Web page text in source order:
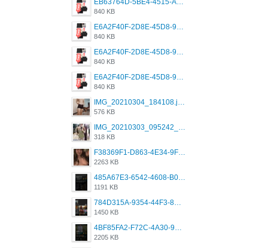
EB63764D-5BE4-4515-AE2D-C12D6462FA6E.jpeg
840 KB
E6A2F40F-2D8E-45D8-9173-4E0A49DB0C32.jpeg
840 KB
E6A2F40F-2D8E-45D8-9173-4E0A49DB0C32.jpeg
840 KB
E6A2F40F-2D8E-45D8-9173-4E0A49DB0C32.jpeg
840 KB
IMG_20210304_184108.jpg
576 KB
IMG_20210303_095242_330.jpg
318 KB
F38369F1-D863-4E34-9F3A-A5E6EFE4ACF1.jpeg
2263 KB
485A67E3-6542-4608-B01F-4376EE148F7C.png
1191 KB
784D315A-9354-44F3-8CBF-4F5A2119BE00.png
1450 KB
4BF85FA2-F72C-4A30-99F1-443614A985FC.png
2205 KB